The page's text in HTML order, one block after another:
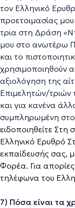
τον Ελληνικό
προετοιμασίας
τρια στη Δράση
μου στο ανωτέρω
και το
χρησιμοποιηθούν
αξιολόγηση της
Επιμελητών/τριών
και για κανένα
συμπληρωμένη στο
ειδοποιηθείτε Στη
Ελληνικό Ερυθρό
εκπαίδευσής σας,
Φορέα. Για
τηλέφωνα του
7) Πόσα είναι τα